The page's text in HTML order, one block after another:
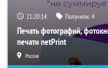
21:20:13 Получили:4
Печать фотографий,
печати netPrint
Россия